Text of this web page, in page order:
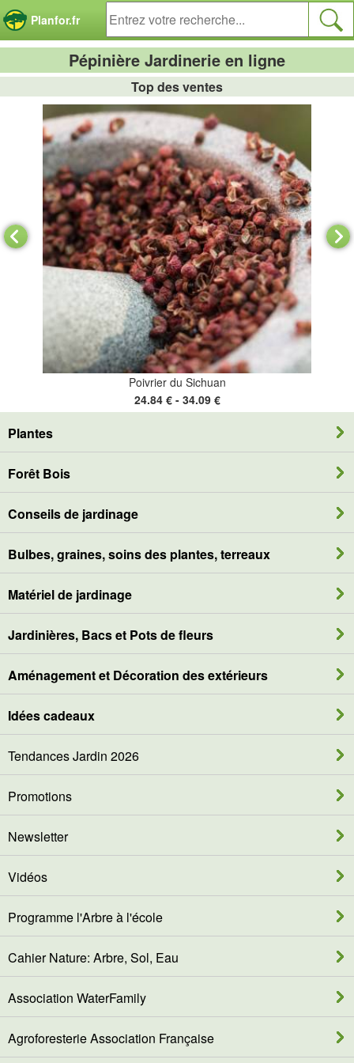
Planfor.fr
Pépinière Jardinerie en ligne
Top des ventes
Poivrier du Sichuan
24.84 € - 34.09 €
Plantes
Forêt Bois
Conseils de jardinage
Bulbes, graines, soins des plantes, terreaux
Matériel de jardinage
Jardinières, Bacs et Pots de fleurs
Aménagement et Décoration des extérieurs
Idées cadeaux
Tendances Jardin 2026
Promotions
Newsletter
Vidéos
Programme l'Arbre à l'école
Cahier Nature: Arbre, Sol, Eau
Association WaterFamily
Agroforesterie Association Française
Panneau de gestion des cookies